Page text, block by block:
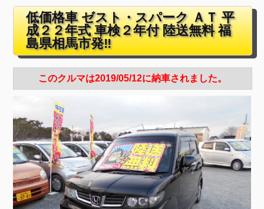
低価格車 ゼスト・スパーク ＡＴ 平
成２２年式 車検２年付 陸送無料 福
島県相馬市発‼
このクルマは2019/05/12に納車されました。